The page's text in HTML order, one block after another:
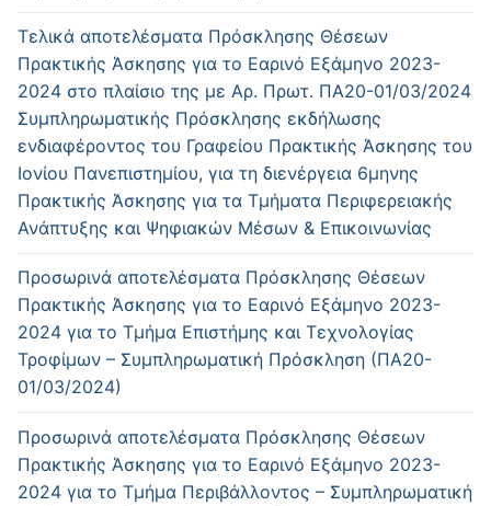
Τελικά αποτελέσματα Πρόσκλησης Θέσεων
Πρακτικής Άσκησης για το Εαρινό Εξάμηνο 2023-
2024 στο πλαίσιο της με Αρ. Πρωτ. ΠΑ20-01/03/2024
Συμπληρωματικής Πρόσκλησης εκδήλωσης
ενδιαφέροντος του Γραφείου Πρακτικής Άσκησης του
Ιονίου Πανεπιστημίου, για τη διενέργεια 6μηνης
Πρακτικής Άσκησης για τα Τμήματα Περιφερειακής
Ανάπτυξης και Ψηφιακών Μέσων & Επικοινωνίας
Προσωρινά αποτελέσματα Πρόσκλησης Θέσεων
Πρακτικής Άσκησης για το Εαρινό Εξάμηνο 2023-
2024 για το Τμήμα Επιστήμης και Τεχνολογίας
Τροφίμων – Συμπληρωματική Πρόσκληση (ΠΑ20-
01/03/2024)
Προσωρινά αποτελέσματα Πρόσκλησης Θέσεων
Πρακτικής Άσκησης για το Εαρινό Εξάμηνο 2023-
2024 για το Τμήμα Περιβάλλοντος – Συμπληρωματική